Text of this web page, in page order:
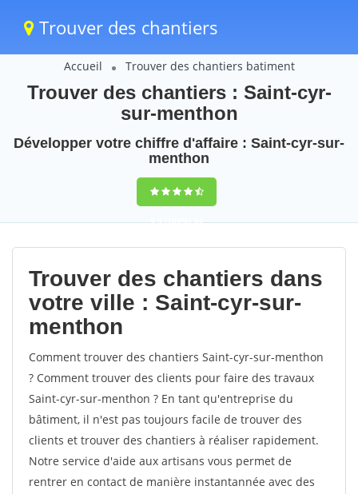
Trouver des chantiers
Accueil Trouver des chantiers batiment
Trouver des chantiers : Saint-cyr-
sur-menthon
Développer votre chiffre d'affaire : Saint-cyr-sur-
menthon
9,5(100%)54
votes
Trouver des chantiers dans
votre ville : Saint-cyr-sur-
menthon
Comment trouver des chantiers Saint-cyr-sur-menthon
? Comment trouver des clients pour faire des travaux
Saint-cyr-sur-menthon ? En tant qu'entreprise du
bâtiment, il n'est pas toujours facile de trouver des
clients et trouver des chantiers à réaliser rapidement.
Notre service d'aide aux artisans vous permet de
rentrer en contact de manière instantannée avec des